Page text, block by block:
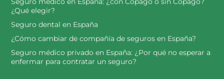
¿Qué elegir?
Seguro dental en España
¿Cómo cambiar de compañía de seguros en España?
Seguro médico privado en España: ¿Por qué no esperar a
enfermar para contratar un seguro?